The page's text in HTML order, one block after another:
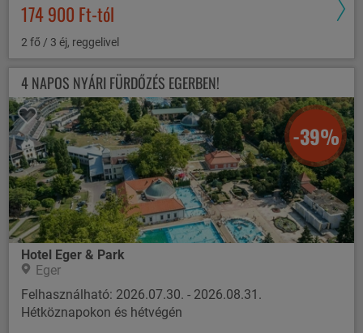
174 900 Ft-tól
2 fő / 3 éj, reggelivel
4 NAPOS NYÁRI FÜRDŐZÉS EGERBEN!
-39%
Hotel Eger & Park
Eger
Felhasználható: 2026.07.30. - 2026.08.31.
Hétköznapokon és hétvégén